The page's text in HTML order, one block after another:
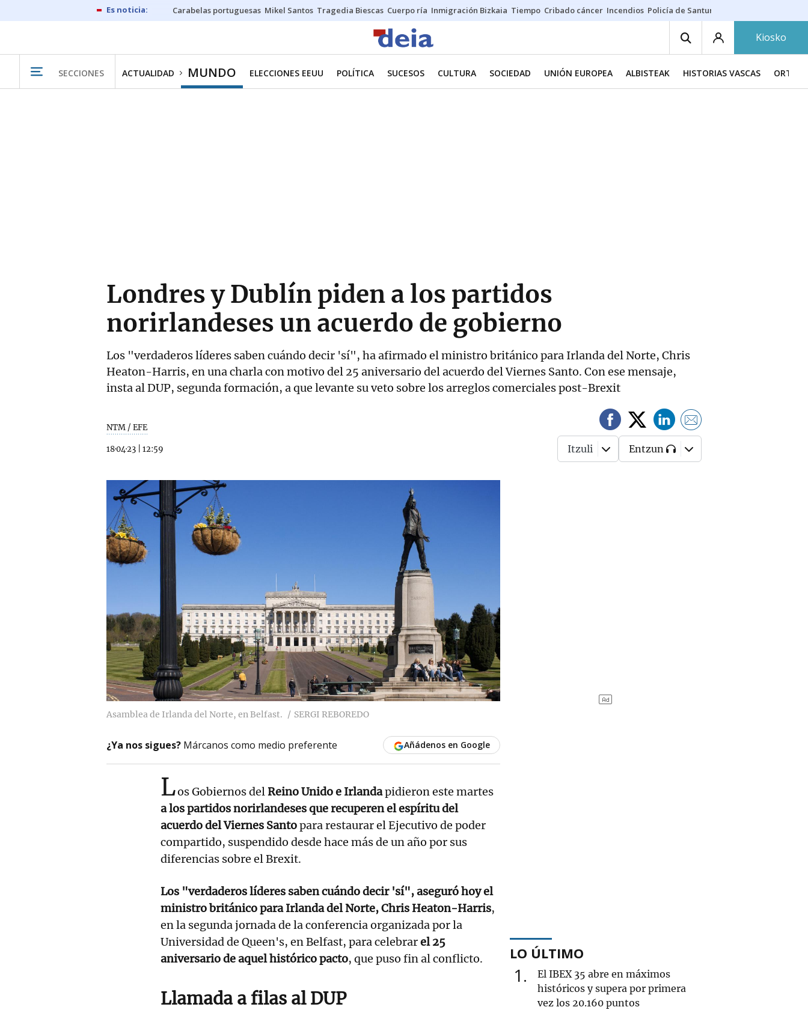
Carabelas portuguesas Mikel Santos Tragedia Biescas Cuerpo ría Inmigración Bizkaia Tiempo Cribado cáncer Incendios Policía de Santurtzi
Kiosko
SECCIONES ACTUALIDAD MUNDO ELECCIONES EEUU POLÍTICA SUCESOS CULTURA SOCIEDAD UNIÓN EUROPEA ALBISTEAK HISTORIAS VASCAS
Londres y Dublín piden a los partidos
norirlandeses un acuerdo de gobierno
Los "verdaderos líderes saben cuándo decir 'sí", ha afirmado el ministro británico para Irlanda del Norte, Chris
Heaton-Harris, en una charla con motivo del 25 aniversario del acuerdo del Viernes Santo. Con ese mensaje,
insta al DUP, segunda formación, a que levante su veto sobre los arreglos comerciales post-Brexit
NTM / EFE
18·04·23 12:59 Itzuli Entzun
Asamblea de Irlanda del Norte, en Belfast. SERGI REBOREDO
¿Ya nos sigues? Márcanos como medio preferente Añádenos en Google
Los Gobiernos delReino Unido e Irlandapidieron este martes
a los partidos norirlandeses que recuperen el espíritu del
acuerdo del Viernes Santopara restaurar el Ejecutivo de poder
compartido, suspendido desde hace más de un año por sus
diferencias sobre el Brexit.
Los "verdaderos líderes saben cuándo decir 'sí", aseguró hoy el
ministro británico para Irlanda del Norte, Chris Heaton-Harris,
en la segunda jornada de la conferencia organizada por la
Universidad de Queen's, en Belfast, para celebrarel 25
aniversario de aquel histórico pacto, que puso fin al conflicto.
Llamada a filas al DUP
LO ÚLTIMO
1
El IBEX 35 abre en máximos
históricos y supera por primera
vez los 20.160 puntos